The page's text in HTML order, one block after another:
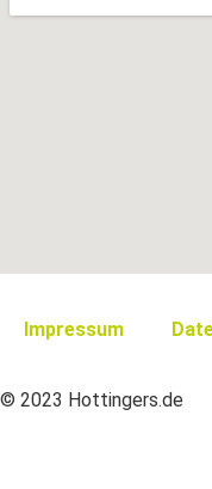
Impressum
© 2023 Hottingers.de